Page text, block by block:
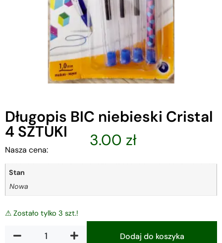
Długopis BIC niebieski Cristal
4 SZTUKI
Nasza cena:
3.00 zł
Stan
Nowa
⚠ Zostało tylko 3 szt.!
Dodaj do koszyka